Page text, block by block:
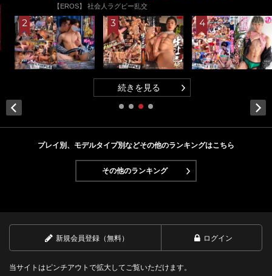
【EROS】 社会人ラグビー乱交
続きを見る
プレイ別、モデルタイプ別などその他のランキングはこちら
その他のランキング
新規会員登録（無料） ログイン
当サイトはピンチアウトで拡大してご覧いただけます。